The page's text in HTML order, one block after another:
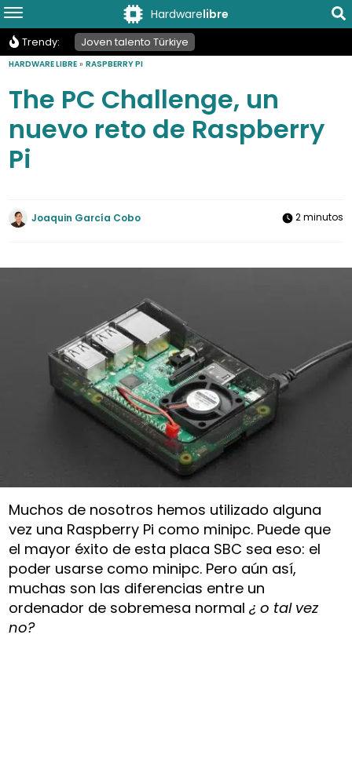
Hardwarelibre
Trendy: Joven talento Türkiye
HARDWARE LIBRE »RASPBERRY PI
The PC Challenge, un
nuevo reto de Raspberry
Pi
Joaquin García Cobo 2 minutos
Muchos de nosotros hemos utilizado alguna
vez una Raspberry Pi como minipc. Puede que
el mayor éxito de esta placa SBC sea eso: el
poder usarse como minipc. Pero aún así,
muchas son las diferencias entre un
ordenador de sobremesa normal¿ o tal vez
no?